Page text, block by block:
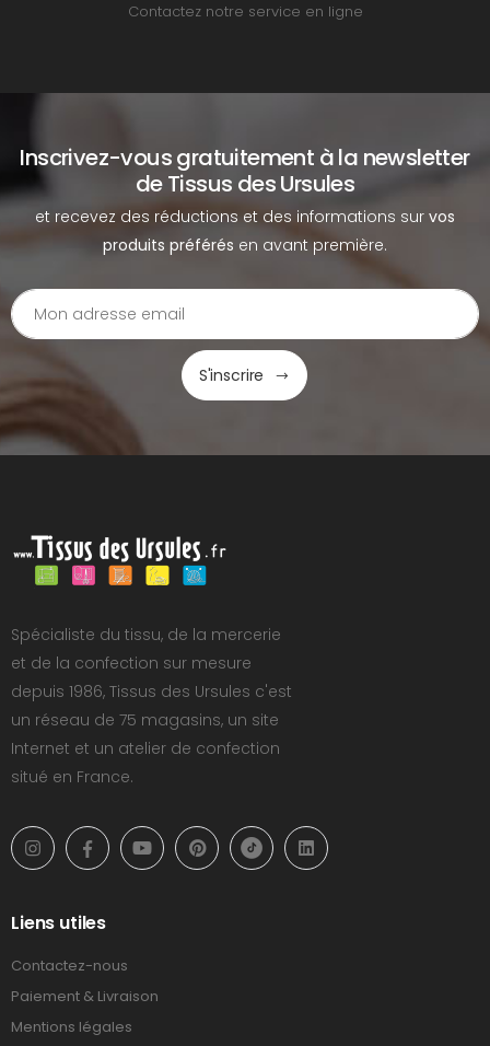
Contactez notre service en ligne
Inscrivez-vous gratuitement à la newsletter
de Tissus des Ursules
et recevez des réductions et des informations sur vos
produits préférés en avant première.
S'inscrire
Spécialiste du tissu, de la mercerie
et de la confection sur mesure
depuis 1986, Tissus des Ursules c'est
un réseau de 75 magasins, un site
Internet et un atelier de confection
situé en France.
Liens utiles
Contactez-nous
Paiement & Livraison
Mentions légales